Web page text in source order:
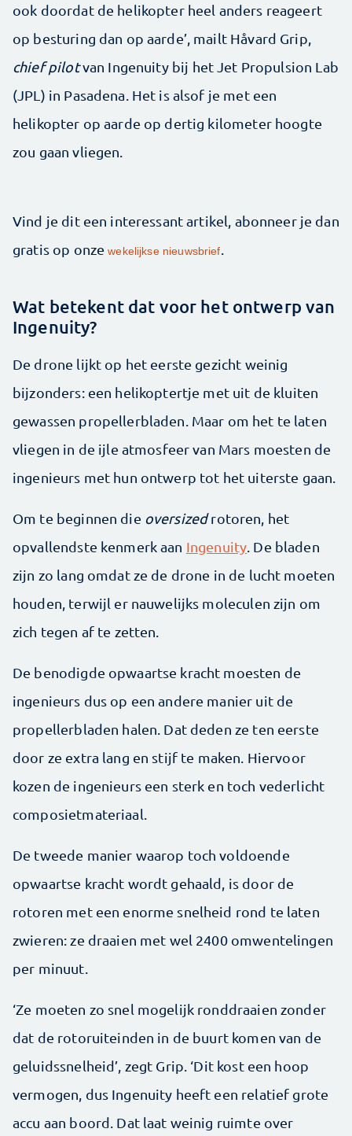
ook doordat de helikopter heel anders reageert
op besturing dan op aarde’, mailt Håvard Grip,
chief pilotvan Ingenuity bij het Jet Propulsion Lab
(JPL) in Pasadena. Het is alsof je met een
helikopter op aarde op dertig kilometer hoogte
zou gaan vliegen.
Vind je dit een interessant artikel, abonneer je dan
gratis op onzewekelijkse nieuwsbrief.
Wat betekent dat voor het ontwerp van
Ingenuity?
De drone lijkt op het eerste gezicht weinig
bijzonders: een helikoptertje met uit de kluiten
gewassen propellerbladen. Maar om het te laten
vliegen in de ijle atmosfeer van Mars moesten de
ingenieurs met hun ontwerp tot het uiterste gaan.
Om te beginnen die oversizedrotoren, het
opvallendste kenmerk aan Ingenuity. De bladen
zijn zo lang omdat ze de drone in de lucht moeten
houden, terwijl er nauwelijks moleculen zijn om
zich tegen af te zetten.
De benodigde opwaartse kracht moesten de
ingenieurs dus op een andere manier uit de
propellerbladen halen. Dat deden ze ten eerste
door ze extra lang en stijf te maken. Hiervoor
kozen de ingenieurs een sterk en toch vederlicht
composietmateriaal.
De tweede manier waarop toch voldoende
opwaartse kracht wordt gehaald, is door de
rotoren met een enorme snelheid rond te laten
zwieren: ze draaien met wel 2400 omwentelingen
per minuut.
‘Ze moeten zo snel mogelijk ronddraaien zonder
dat de rotoruiteinden in de buurt komen van de
geluidssnelheid’, zegt Grip. ‘Dit kost een hoop
vermogen, dus Ingenuity heeft een relatief grote
accu aan boord. Dat laat weinig ruimte over